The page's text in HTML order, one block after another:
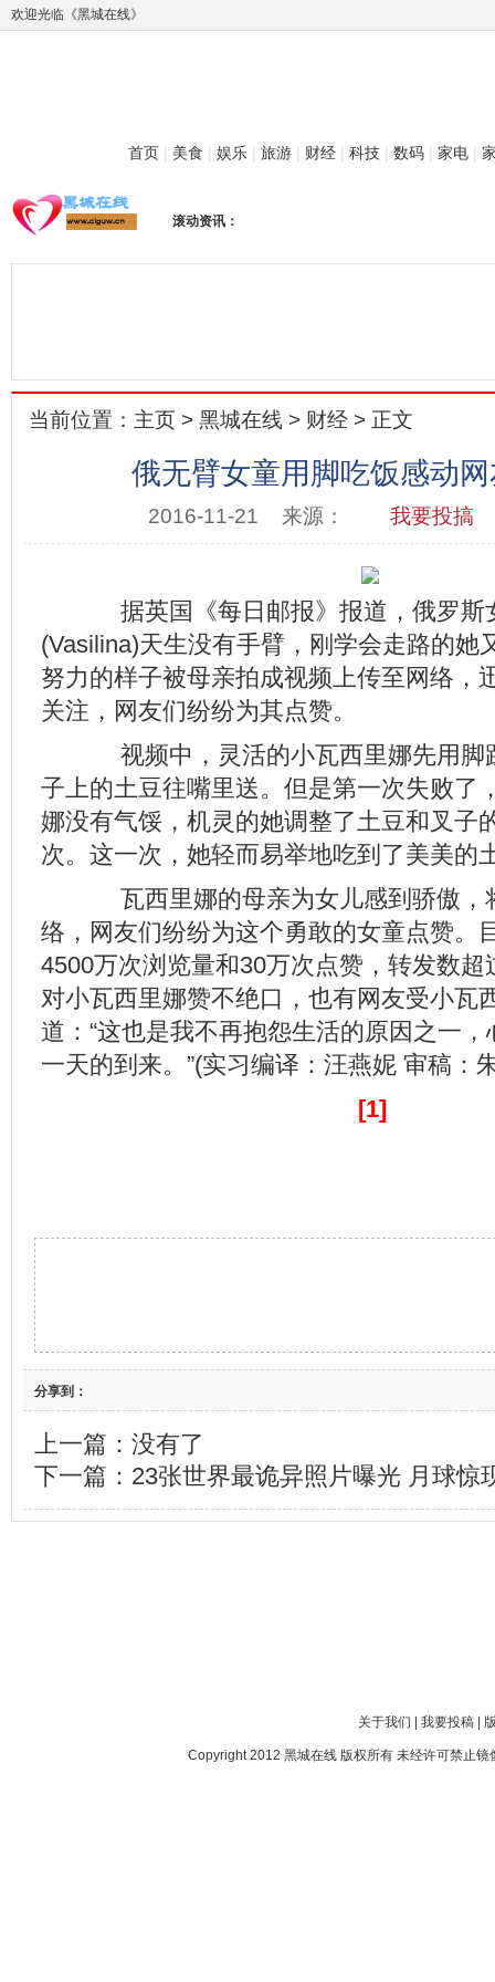
欢迎光临《黑城在线》
首页 | 美食 | 娱乐 | 旅游 | 财经 | 科技 | 数码 | 家电 |
滚动资讯：
当前位置： 主页 > 黑城在线 > 财经 > 正文
俄无臂女童用脚吃饭感动
2016-11-21 来源： 我要投搞
据英国《每日邮报》报道，俄罗斯
(Vasilina)天生没有手臂，刚学会走路的她
努力的样子被母亲拍成视频上传至网络，
关注，网友们纷纷为其点赞。
视频中，灵活的小瓦西里娜先用脚
子上的土豆往嘴里送。但是第一次失败了
娜没有气馁，机灵的她调整了土豆和叉子
次。这一次，她轻而易举地吃到了美美的
瓦西里娜的母亲为女儿感到骄傲，
络，网友们纷纷为这个勇敢的女童点赞。
4500万次浏览量和30万次点赞，转发数超
对小瓦西里娜赞不绝口，也有网友受小瓦
道：“这也是我不再抱怨生活的原因之一
一天的到来。”(实习编译：汪燕妮 审稿：
[1]
分享到：
上一篇：没有了
下一篇： 23张世界最诡异照片曝光 月球惊
关于我们 我要投稿|
Copyright 2012 黑城在线 版权所有 未经许可禁止